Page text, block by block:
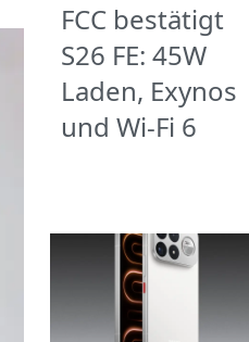
FCC bestätigt
S26 FE: 45W
Laden, Exynos
und Wi‑Fi 6